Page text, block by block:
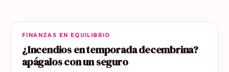
FINANZAS EN EQUILIBRIO
¿Incendios en temporada decembrina?
apágalos con un seguro